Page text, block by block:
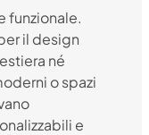
funzionale.
il design
né
o spazi
e